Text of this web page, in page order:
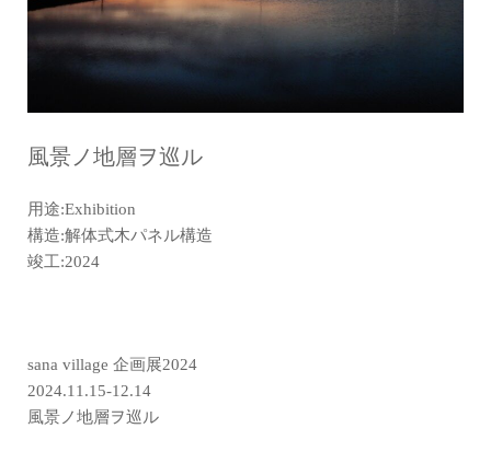
風景ノ地層ヲ巡ル
用途:Exhibition
構造:解体式木パネル構造
竣工:2024
sana village 企画展2024
2024.11.15-12.14
風景ノ地層ヲ巡ル